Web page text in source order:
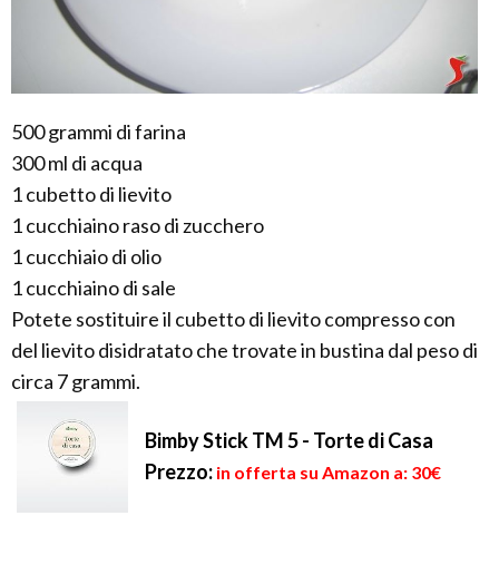
500 grammi di farina
300 ml di acqua
1 cubetto di lievito
1 cucchiaino raso di zucchero
1 cucchiaio di olio
1 cucchiaino di sale
Potete sostituire il cubetto di lievito compresso con
del lievito disidratato che trovate in bustina dal peso di
circa 7 grammi.
Bimby Stick TM 5 - Torte di Casa
Prezzo: in offerta su Amazon a: 30€